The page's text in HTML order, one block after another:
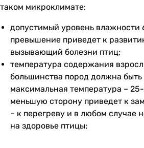
таком микроклимате:
допустимый уровень влажности
превышение приведет к
вызывающий болезни птиц;
температура содержания
большинства пород должна быть
максимальная температура –
меньшую сторону приведет к
– к перегреву и в любом случае
на здоровье птицы;